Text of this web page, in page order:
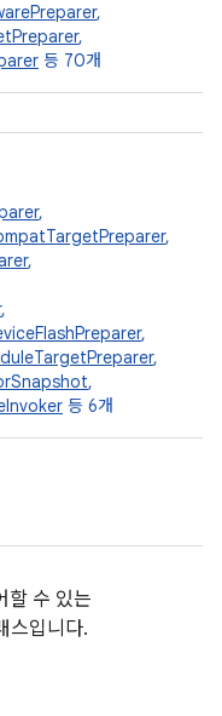
,
,
등 70개
,
,
,
,
,
,
,
등 6개
할 수 있는
스입니다.